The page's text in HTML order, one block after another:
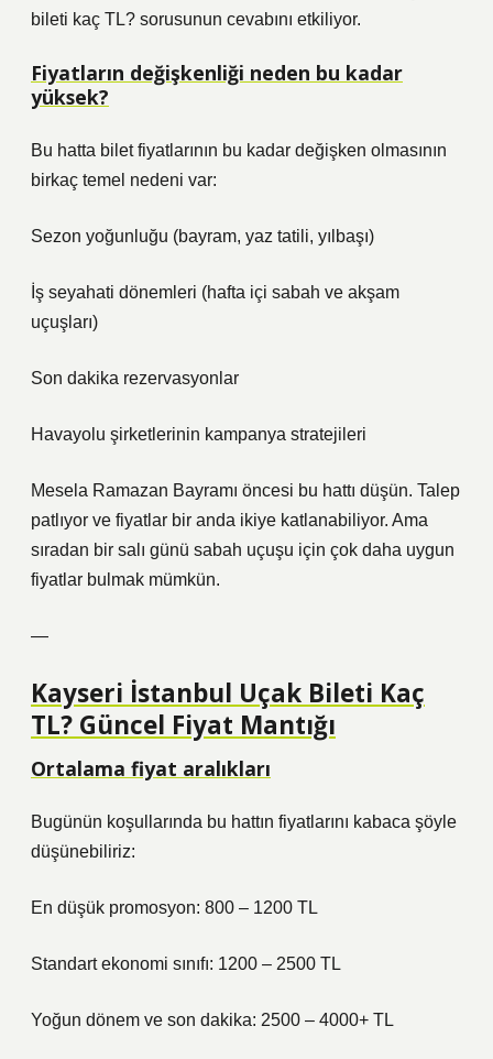
bileti kaç TL? sorusunun cevabını etkiliyor.
Fiyatların değişkenliği neden bu kadar
yüksek?
Bu hatta bilet fiyatlarının bu kadar değişken olmasının
birkaç temel nedeni var:
Sezon yoğunluğu (bayram, yaz tatili, yılbaşı)
İş seyahati dönemleri (hafta içi sabah ve akşam
uçuşları)
Son dakika rezervasyonlar
Havayolu şirketlerinin kampanya stratejileri
Mesela Ramazan Bayramı öncesi bu hattı düşün. Talep
patlıyor ve fiyatlar bir anda ikiye katlanabiliyor. Ama
sıradan bir salı günü sabah uçuşu için çok daha uygun
fiyatlar bulmak mümkün.
—
Kayseri İstanbul Uçak Bileti Kaç
TL? Güncel Fiyat Mantığı
Ortalama fiyat aralıkları
Bugünün koşullarında bu hattın fiyatlarını kabaca şöyle
düşünebiliriz:
En düşük promosyon: 800 – 1200 TL
Standart ekonomi sınıfı: 1200 – 2500 TL
Yoğun dönem ve son dakika: 2500 – 4000+ TL